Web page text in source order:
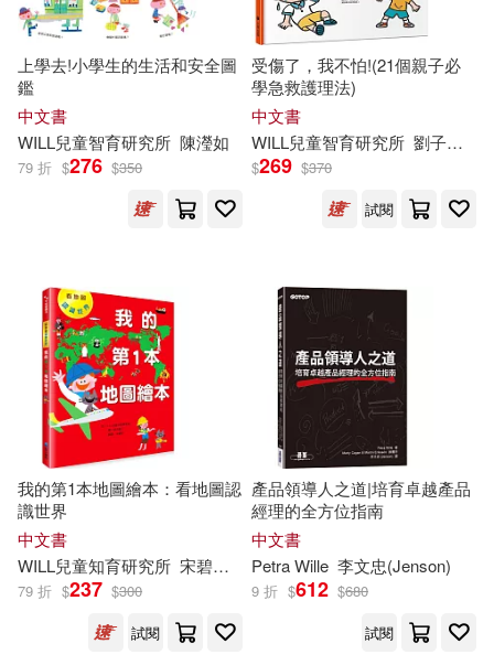
Bourd Bouts(283)
Journal(280) Press(271)
Hoshiko(257) Masaki(257)
Michael(243) Kehel(238)
Henry(231) Will (ILT)(223)
Cutey(202) Parrot(194)
Mark(193)
New York Times(180)
Multiple Contributors(179)
Random House Inc(145)
Createspace Independent Pub(13
5)
Simon & Schuster(133)
基石築夢工場(110)
Bt Bound(108)
SECRET MUSIC(105)
Tate Pub & Enterprises Llc(83)
Dc Comics(75)
可新加坡店取(57969)
本週上市新品(14)
電子書 (可複選)
適合手機平板閱讀(75)
適合平板閱讀(27)
免費電子書(1)
上學去!小學生的生活和安全圖
鑑
中文書
WILL兒童智育研究所 陳瀅如
79 折 $276 $350
受傷了，我不怕!(21個親子必
學急救護理法)
中文書
WILL兒童智育研究所 劉子韻
$269 $370
試閱
我的第1本地圖繪本：看地圖認
識世界
中文書
WILL兒童知育研究所 宋碧華 鈴木麻子
79 折 $237 $300
試閱
產品領導人之道|培育卓越產品
經理的全方位指南
中文書
PetraWille 李文忠(Jenson)
9 折 $612 $680
試閱